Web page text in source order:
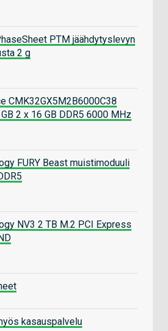
PTM jäähdytyslevyn
2 g
CMK32GX5M2B6000C38
2 x 16 GB DDR5 6000 MHz
FURY Beast muistimoduuli
NV3 2 TB M.2 PCI Express
kasauspalvelu